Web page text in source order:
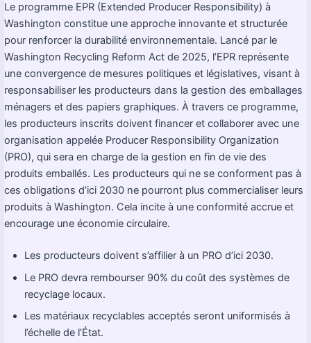
Le programme EPR (Extended Producer Responsibility) à
Washington constitue une approche innovante et structurée
pour renforcer la durabilité environnementale. Lancé par le
Washington Recycling Reform Act de 2025, l’EPR représente
une convergence de mesures politiques et législatives, visant à
responsabiliser les producteurs dans la gestion des emballages
ménagers et des papiers graphiques. À travers ce programme,
les producteurs inscrits doivent financer et collaborer avec une
organisation appelée Producer Responsibility Organization
(PRO), qui sera en charge de la gestion en fin de vie des
produits emballés. Les producteurs qui ne se conforment pas à
ces obligations d’ici 2030 ne pourront plus commercialiser leurs
produits à Washington. Cela incite à une conformité accrue et
encourage une économie circulaire.
Les producteurs doivent s’affilier à un PRO d’ici 2030.
Le PRO devra rembourser 90% du coût des systèmes de
recyclage locaux.
Les matériaux recyclables acceptés seront uniformisés à
l’échelle de l’État.